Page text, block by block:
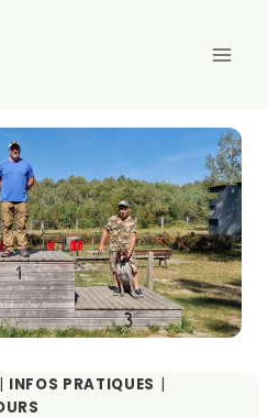
| INFOS PRATIQUES |